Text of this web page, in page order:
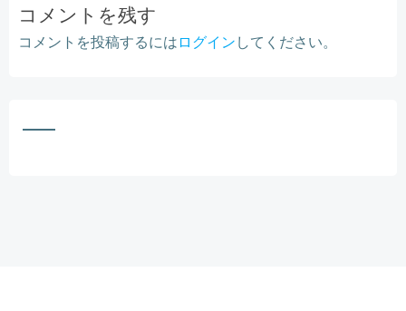
コメントを残す
コメントを投稿するにはログインしてください。